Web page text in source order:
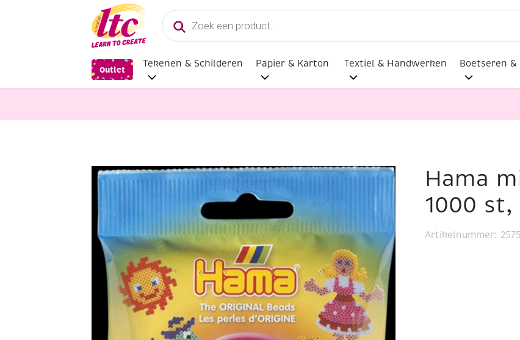
Producten
zoeken
Outlet
Tekenen & Schilderen Papier & Karton Textiel & Handwerken Boetseren &
Hama midi strijkkralen, 1000 st, midi donkergroenHama
1000
Artikelnummer: